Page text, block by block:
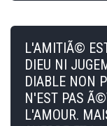
L'AMITIÃ©
DIEU NI
DIABLE NON
N'EST PAS
L'AMOUR.